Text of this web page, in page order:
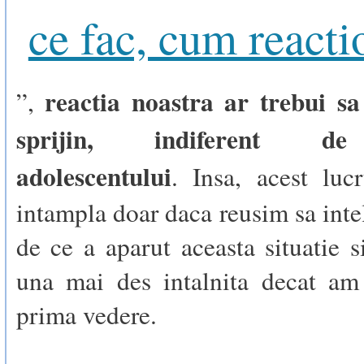
ce fac, cum
”, reactia noastra ar trebui
sprijin, indiferent de
adolescentului. Insa, acest
intampla doar daca reusim sa
de ce a aparut aceasta situatie
una mai des intalnita decat
prima vedere.